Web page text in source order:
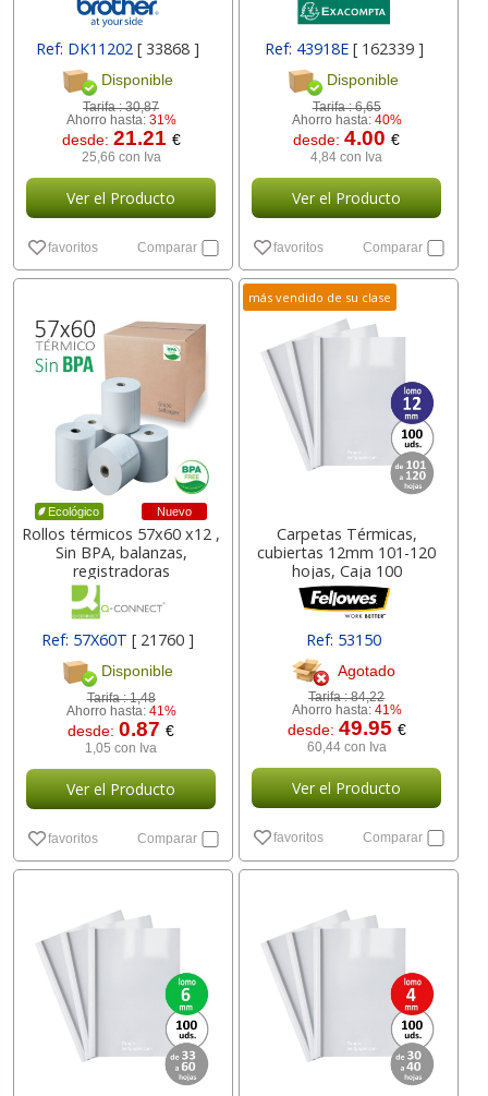
Ref: DK11202[ 33868 ]
Disponible
Tarifa :30,87
Ahorro hasta: 31%
desde: 21.21 €
25,66 con Iva
Ver el Producto
favoritos Comparar
Ref: 43918E [ 162339 ]
Disponible
Tarifa :6,65
Ahorro hasta: 40%
desde:4.00€
4,84 con Iva
Ver el Producto
favoritos Comparar
Ecológico Nuevo
Rollos térmicos 57x60 x12 ,
Sin BPA, balanzas,
registradoras
Ref: 57X60T[ 21760 ]
Disponible
Tarifa :1,48
Ahorro hasta: 41%
desde:0.87€
1,05 con Iva
Ver el Producto
favoritos Comparar
más vendido de su clase
Carpetas Térmicas,
cubiertas 12mm 101-120
hojas, Caja 100
Ref: 53150
Agotado
Tarifa :84,22
Ahorro hasta: 41%
desde: 49.95 €
60,44 con Iva
Ver el Producto
favoritos Comparar